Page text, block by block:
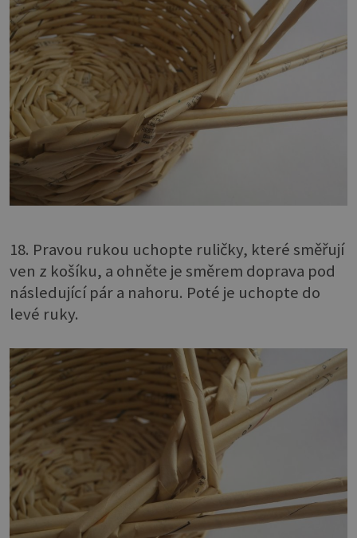
18. Pravou rukou uchopte ruličky, které směřují
ven z košíku, a ohněte je směrem doprava pod
následující pár a nahoru. Poté je uchopte do
levé ruky.